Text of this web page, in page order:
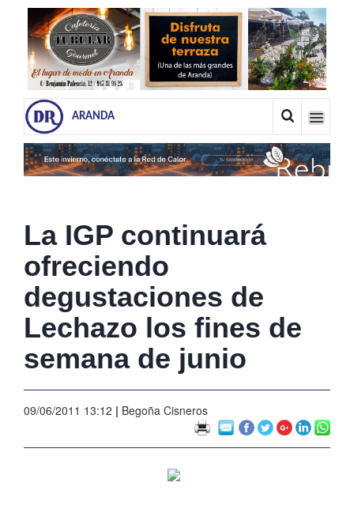
ARANDA
La IGP continuará
ofreciendo
degustaciones de
Lechazo los fines de
semana de junio
09/06/2011 13:12 | Begoña Cisneros